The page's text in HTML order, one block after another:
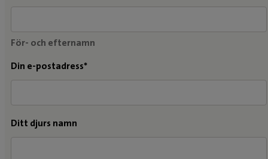
För- och efternamn
Din e-postadress*
Ditt djurs namn